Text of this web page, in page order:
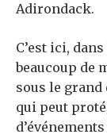
Adirondack.
C’est ici,
beaucoup de
sous le grand
qui peut